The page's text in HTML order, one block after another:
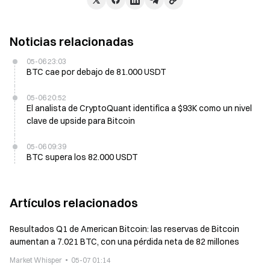
Noticias relacionadas
05-06 23:03
BTC cae por debajo de 81.000 USDT
05-06 20:52
El analista de CryptoQuant identifica a $93K como un nivel
clave de upside para Bitcoin
05-06 09:39
BTC supera los 82.000 USDT
Artículos relacionados
Resultados Q1 de American Bitcoin: las reservas de Bitcoin
aumentan a 7.021 BTC, con una pérdida neta de 82 millones
Market Whisper 05-07 01:14